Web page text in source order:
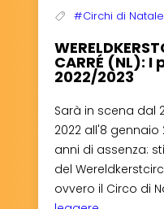
#Circhi di Natale
CARRÉ (NL):
2022/2023
Sarà in scena dal
2022 all'8
anni di assenza:
del
ovvero il Circo di